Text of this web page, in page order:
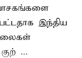
இந்திய
...